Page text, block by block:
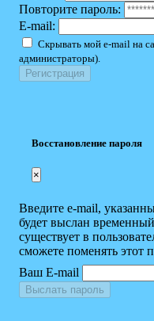
Повторите пароль:
E-mail:
Скрывать мой e-mail на
администраторы).
Восстановление пароля
×
Введите e-mail,
будет выслан
существует в
сможете поменять этот
Ваш E-mail
Выслать пароль